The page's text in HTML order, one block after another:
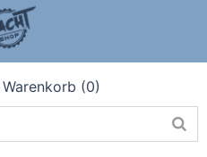
Warenkorb (0)